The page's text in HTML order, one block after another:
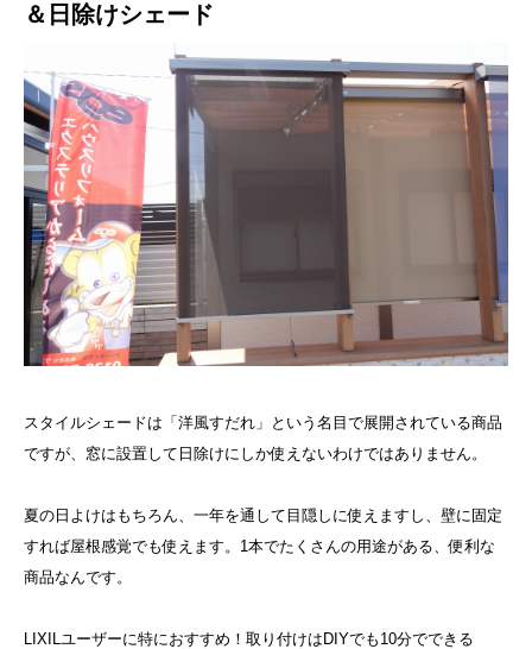
＆日除けシェード
スタイルシェードは「洋風すだれ」という名目で展開されている商品
ですが、窓に設置して日除けにしか使えないわけではありません。
夏の日よけはもちろん、一年を通して目隠しに使えますし、壁に固定
すれば屋根感覚でも使えます。1本でたくさんの用途がある、便利な
商品なんです。
LIXILユーザーに特におすすめ！取り付けはDIYでも10分でできる